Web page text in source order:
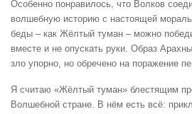
Особенно понравилось, что Волков
волшебную историю с настоящей
беды – как Жёлтый туман – можно
вместе и не опускать руки. Образ
зло упорно, но обречено на поражение
Я считаю «Жёлтый туман» блестящим
Волшебной стране. В нём есть всё: